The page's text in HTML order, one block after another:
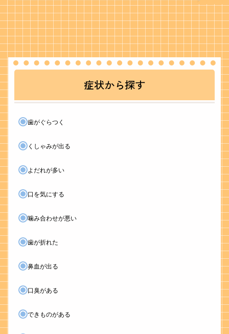
症状から探す
歯がぐらつく
くしゃみが出る
よだれが多い
口を気にする
噛み合わせが悪い
歯が折れた
鼻血が出る
口臭がある
できものがある